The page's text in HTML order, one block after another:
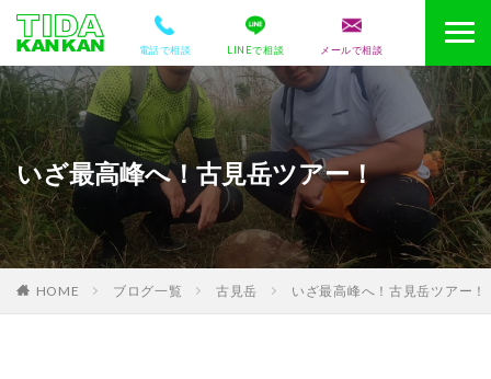
電話で相談 LINEで相談 メールで相談
いざ最高峰へ！古見岳ツアー！
HOME ブログ一覧 古見岳 いざ最高峰へ！古見岳ツアー！